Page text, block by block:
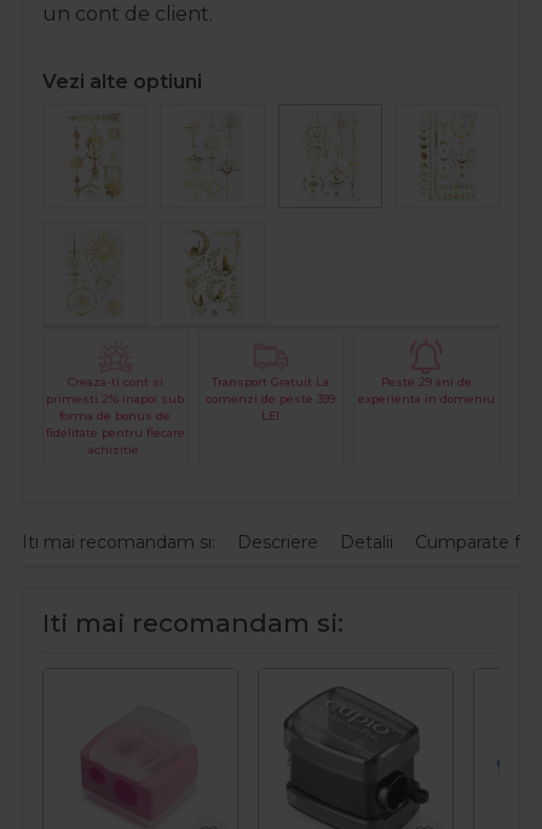
un cont de client.
Vezi alte optiuni
Creaza-ti cont si
primesti 2% inapoi sub
forma de bonus de
fidelitate pentru fiecare
achizitie.
Transport Gratuit La
comenzi de peste 399
LEI
Peste 29 ani de
experienta in domeniu
Iti mai recomandam si: Descriere Detalii Cumparate
Iti mai recomandam si: